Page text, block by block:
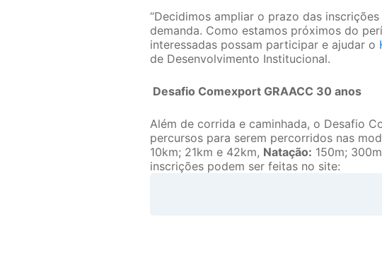
“Decidimos ampliar o prazo das
demanda. Como estamos próximos do
interessadas possam participar e ajudar o
de Desenvolvimento Institucional.
Desafio Comexport GRAACC 30 anos
Além de corrida e caminhada, o Desafio
percursos para serem percorridos nas
10km; 21km e 42km, Natação: 150m;
inscrições podem ser feitas no site: